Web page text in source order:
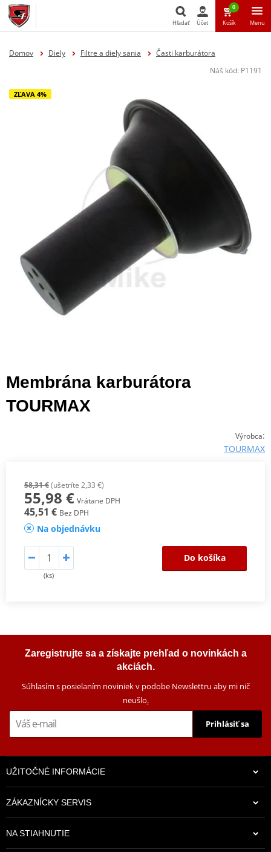
Hľadať Účet
0
Košík Menu
Domov Diely Filtre a diely sania
Časti karburátora
Náš kód: P1191
ZĽAVA 4%
Membrána karburátora
TOURMAX
Výrobca:
TOURMAX
58,31 €(ušetríte 2,33 €)
55,98 € Vrátane DPH
45,51 € Bez DPH
Na objednávku
(ks)
Do košíka
Zaregistrujte sa a získajte prehľad o novinkách a
akciách.
Súhlasím s posielaním noviniek v podobe Newslettru aby mi nič
neušlo.
Prihlásiť sa
UŽITOČNÉ INFORMÁCIE
ZÁKAZNÍCKY SERVIS
NA STIAHNUTIE